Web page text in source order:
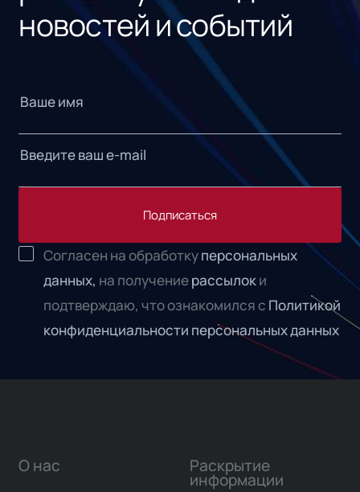
новостей и событий
Подписаться
Согласен на обработкуперсональных
данных, на получениерассылоки
подтверждаю, что ознакомился с Политикой
конфиденциальности персональных данных
О нас Раскрытие
информации